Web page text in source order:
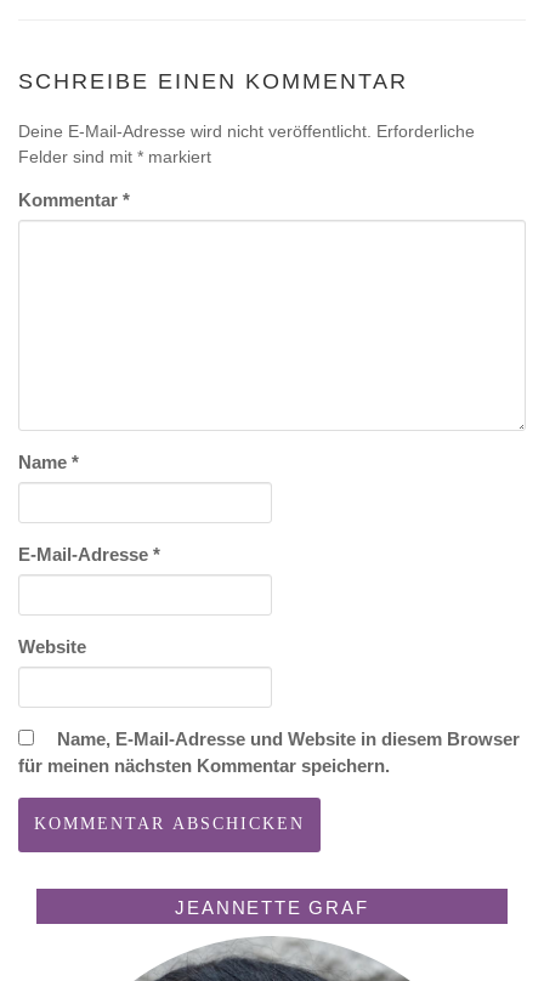
SCHREIBE EINEN KOMMENTAR
Deine E-Mail-Adresse wird nicht veröffentlicht. Erforderliche
Felder sind mit * markiert
Kommentar *
Name *
E-Mail-Adresse *
Website
Name, E-Mail-Adresse und Website in diesem Browser
für meinen nächsten Kommentar speichern.
JEANNETTE GRAF